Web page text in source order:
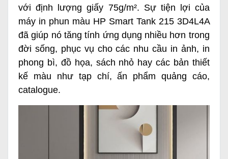
với định lượng giấy 75g/m². Sự tiện lợi của
máy in phun màu HP Smart Tank 215 3D4L4A
đã giúp nó tăng tính ứng dụng nhiều hơn trong
đời sống, phục vụ cho các nhu cầu in ảnh, in
phong bì, đồ họa, sách nhỏ hay các bản thiết
kế màu như tạp chí, ấn phẩm quảng cáo,
catalogue.